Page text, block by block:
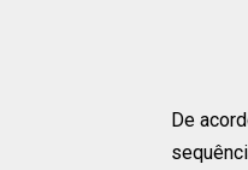
De